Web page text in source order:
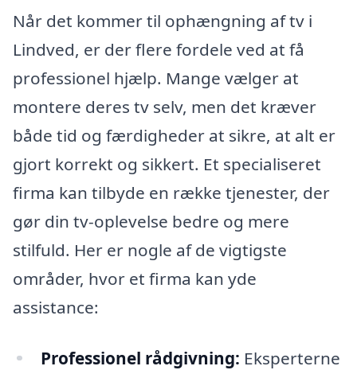
Når det kommer til ophængning af tv i
Lindved, er der flere fordele ved at få
professionel hjælp. Mange vælger at
montere deres tv selv, men det kræver
både tid og færdigheder at sikre, at alt er
gjort korrekt og sikkert. Et specialiseret
firma kan tilbyde en række tjenester, der
gør din tv-oplevelse bedre og mere
stilfuld. Her er nogle af de vigtigste
områder, hvor et firma kan yde
assistance:
Professionel rådgivning: Eksperterne